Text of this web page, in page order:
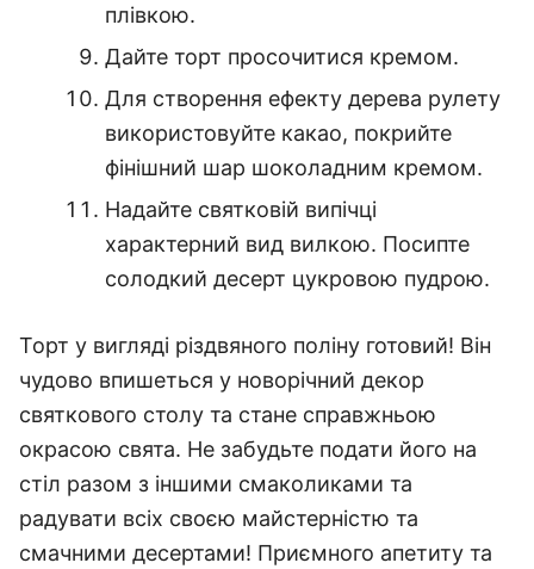
плівкою.
Дайте торт просочитися кремом.
Для створення ефекту дерева рулету
використовуйте какао, покрийте
фінішний шар шоколадним кремом.
Надайте святковій випічці
характерний вид вилкою. Посипте
солодкий десерт цукровою пудрою.
Торт у вигляді різдвяного поліну готовий! Він
чудово впишеться у новорічний декор
святкового столу та стане справжньою
окрасою свята. Не забудьте подати його на
стіл разом з іншими смаколиками та
радувати всіх своєю майстерністю та
смачними десертами! Приємного апетиту та